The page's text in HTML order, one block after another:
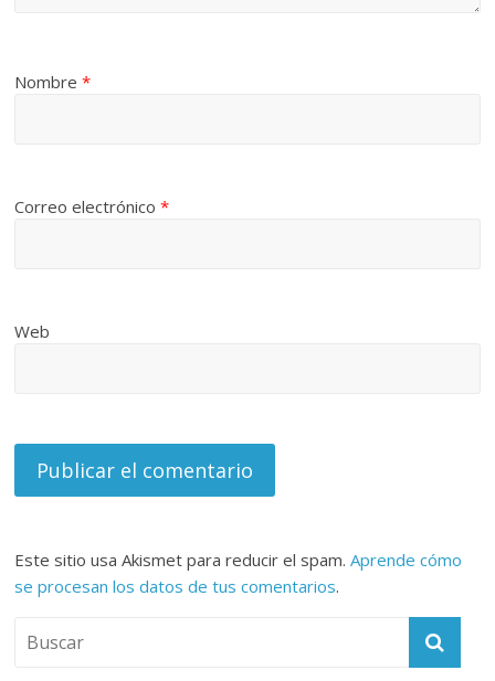
Nombre*
Correo electrónico*
Web
Este sitio usa Akismet para reducir el spam.Aprende cómo
se procesan los datos de tus comentarios.